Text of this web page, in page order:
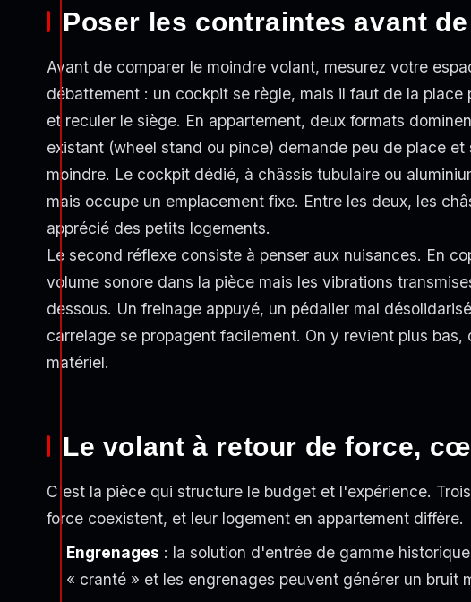
Poser les contraintes avant
Avant de comparer le moindre volant, mesurez votre
débattement : un cockpit se règle, mais il faut de la place
et reculer le siège. En appartement, deux formats
existant (wheel stand ou pince) demande peu de place
moindre. Le cockpit dédié, à châssis tubulaire ou
mais occupe un emplacement fixe. Entre les deux, les
apprécié des petits logements.
Le second réflexe consiste à penser aux nuisances. En
volume sonore dans la pièce mais les vibrations
dessous. Un freinage appuyé, un pédalier mal
carrelage se propagent facilement. On y revient plus
matériel.
Le volant à retour de force,
C'est la pièce qui structure le budget et l'expérience.
force coexistent, et leur logement en appartement diffère.
Engrenages : la solution d'entrée de gamme
« cranté » et les engrenages peuvent générer un bruit